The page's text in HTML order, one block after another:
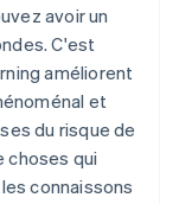
avoir un
C'est
améliorent
et
du risque de
choses qui
connaissons